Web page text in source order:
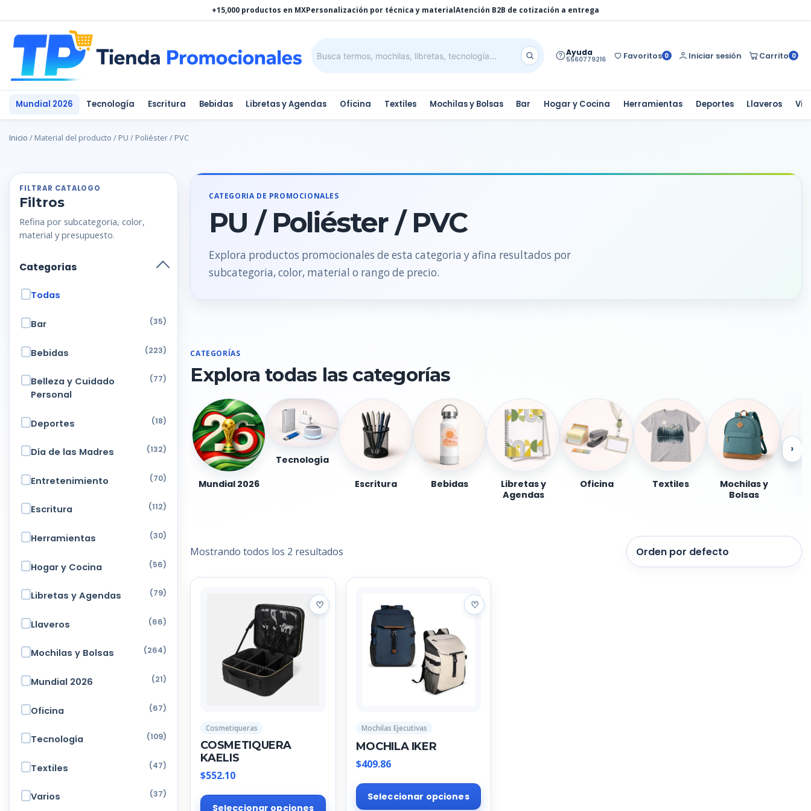
al
contenido
+15,000 productos en MXPersonalización por técnica y materialAtención B2B de cotización a entrega
Ayuda
5560779216 Favoritos 0 Iniciar sesión Carrito 0
Mundial 2026 Tecnología Escritura Bebidas Libretas y Agendas Oficina Textiles Mochilas y Bolsas Bar Hogar y Cocina Herramientas Deportes Llaveros
Inicio / Material del producto / PU / Poliéster / PVC
FILTRAR CATALOGO
Filtros
Refina por subcategoria, color,
material y presupuesto.
Categorias
Todas
Bar (35)
Bebidas (223)
Belleza y Cuidado
Personal
(77)
Deportes (18)
Día de las Madres (132)
Entretenimiento (70)
Escritura (112)
Herramientas (30)
Hogar y Cocina (56)
Libretas y Agendas (79)
Llaveros (66)
Mochilas y Bolsas (264)
Mundial 2026 (21)
Oficina (67)
Tecnología (109)
Textiles (47)
Varios (37)
CATEGORIA DE PROMOCIONALES
PU / Poliéster / PVC
Explora productos promocionales de esta categoria y afina resultados por
subcategoria, color, material o rango de precio.
CATEGORÍAS
Explora todas las categorías
Mundial 2026
Tecnología
Escritura
Bebidas
Libretas y
Agendas
Oficina Textiles
Mochilas y
Bolsas
›
Mostrando todos los 2 resultados
Cosmetiqueras
COSMETIQUERA
KAELIS
$552.10
Seleccionar opciones
Este
Mochilas Ejecutivas
MOCHILA IKER
$409.86
Seleccionar opciones
Este
producto